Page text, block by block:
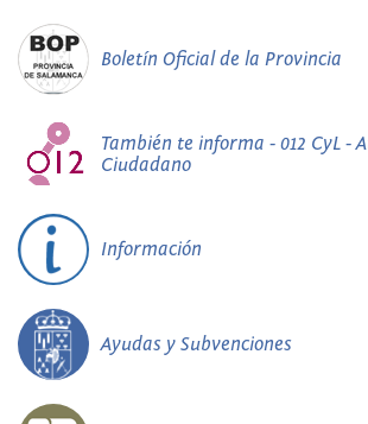
Boletín Oficial de la Provincia
También te informa - 012 CyL -
Ciudadano
Información
Ayudas y Subvenciones